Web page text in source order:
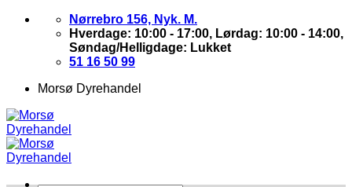
Skip
Nørrebro 156, Nyk. M.
Hverdage: 10:00 - 17:00, Lørdag: 10:00 - 14:00,
Søndag/Helligdage: Lukket
51 16 50 99
Morsø Dyrehandel